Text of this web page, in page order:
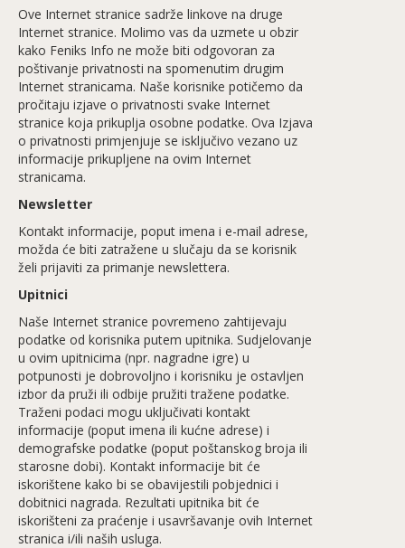
Ove Internet stranice sadrže linkove na druge
Internet stranice. Molimo vas da uzmete u obzir
kako Feniks Info ne može biti odgovoran za
poštivanje privatnosti na spomenutim drugim
Internet stranicama. Naše korisnike potičemo da
pročitaju izjave o privatnosti svake Internet
stranice koja prikuplja osobne podatke. Ova Izjava
o privatnosti primjenjuje se isključivo vezano uz
informacije prikupljene na ovim Internet
stranicama.
Newsletter
Kontakt informacije, poput imena i e-mail adrese,
možda će biti zatražene u slučaju da se korisnik
želi prijaviti za primanje newslettera.
Upitnici
Naše Internet stranice povremeno zahtijevaju
podatke od korisnika putem upitnika. Sudjelovanje
u ovim upitnicima (npr. nagradne igre) u
potpunosti je dobrovoljno i korisniku je ostavljen
izbor da pruži ili odbije pružiti tražene podatke.
Traženi podaci mogu uključivati kontakt
informacije (poput imena ili kućne adrese) i
demografske podatke (poput poštanskog broja ili
starosne dobi). Kontakt informacije bit će
iskorištene kako bi se obavijestili pobjednici i
dobitnici nagrada. Rezultati upitnika bit će
iskorišteni za praćenje i usavršavanje ovih Internet
stranica i/ili naših usluga.